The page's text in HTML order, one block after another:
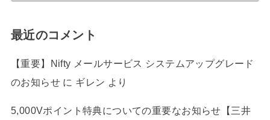
最近のコメント
【重要】Nifty メールサービス システムアップグレード
のお知らせに ギレン より
5,000Vポイント特典についての重要なお知らせ【三井